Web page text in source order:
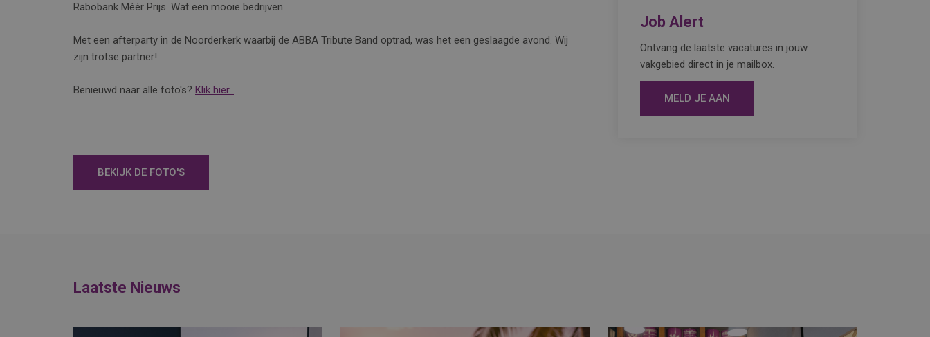
Rabobank Méér Prijs. Wat een mooie bedrijven.
Met een afterparty in de Noorderkerk waarbij de ABBA Tribute Band optrad, was het een geslaagde avond. Wij
zijn trotse partner!
Benieuwd naar alle foto's? Klik hier.
Job Alert
Ontvang de laatste vacatures in jouw
vakgebied direct in je mailbox.
MELD JE AAN
BEKIJK DE FOTO'S
Laatste Nieuws